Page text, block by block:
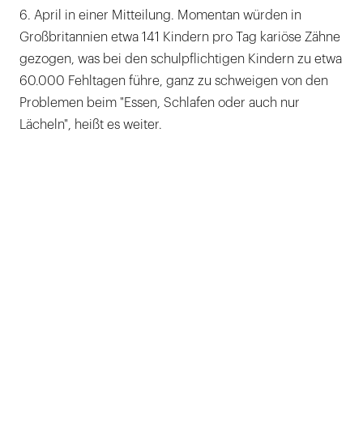
6. April in einer Mitteilung. Momentan würden in
Großbritannien etwa 141 Kindern pro Tag kariöse Zähne
gezogen, was bei den schulpflichtigen Kindern zu etwa
60.000 Fehltagen führe, ganz zu schweigen von den
Problemen beim "Essen, Schlafen oder auch nur
Lächeln", heißt es weiter.